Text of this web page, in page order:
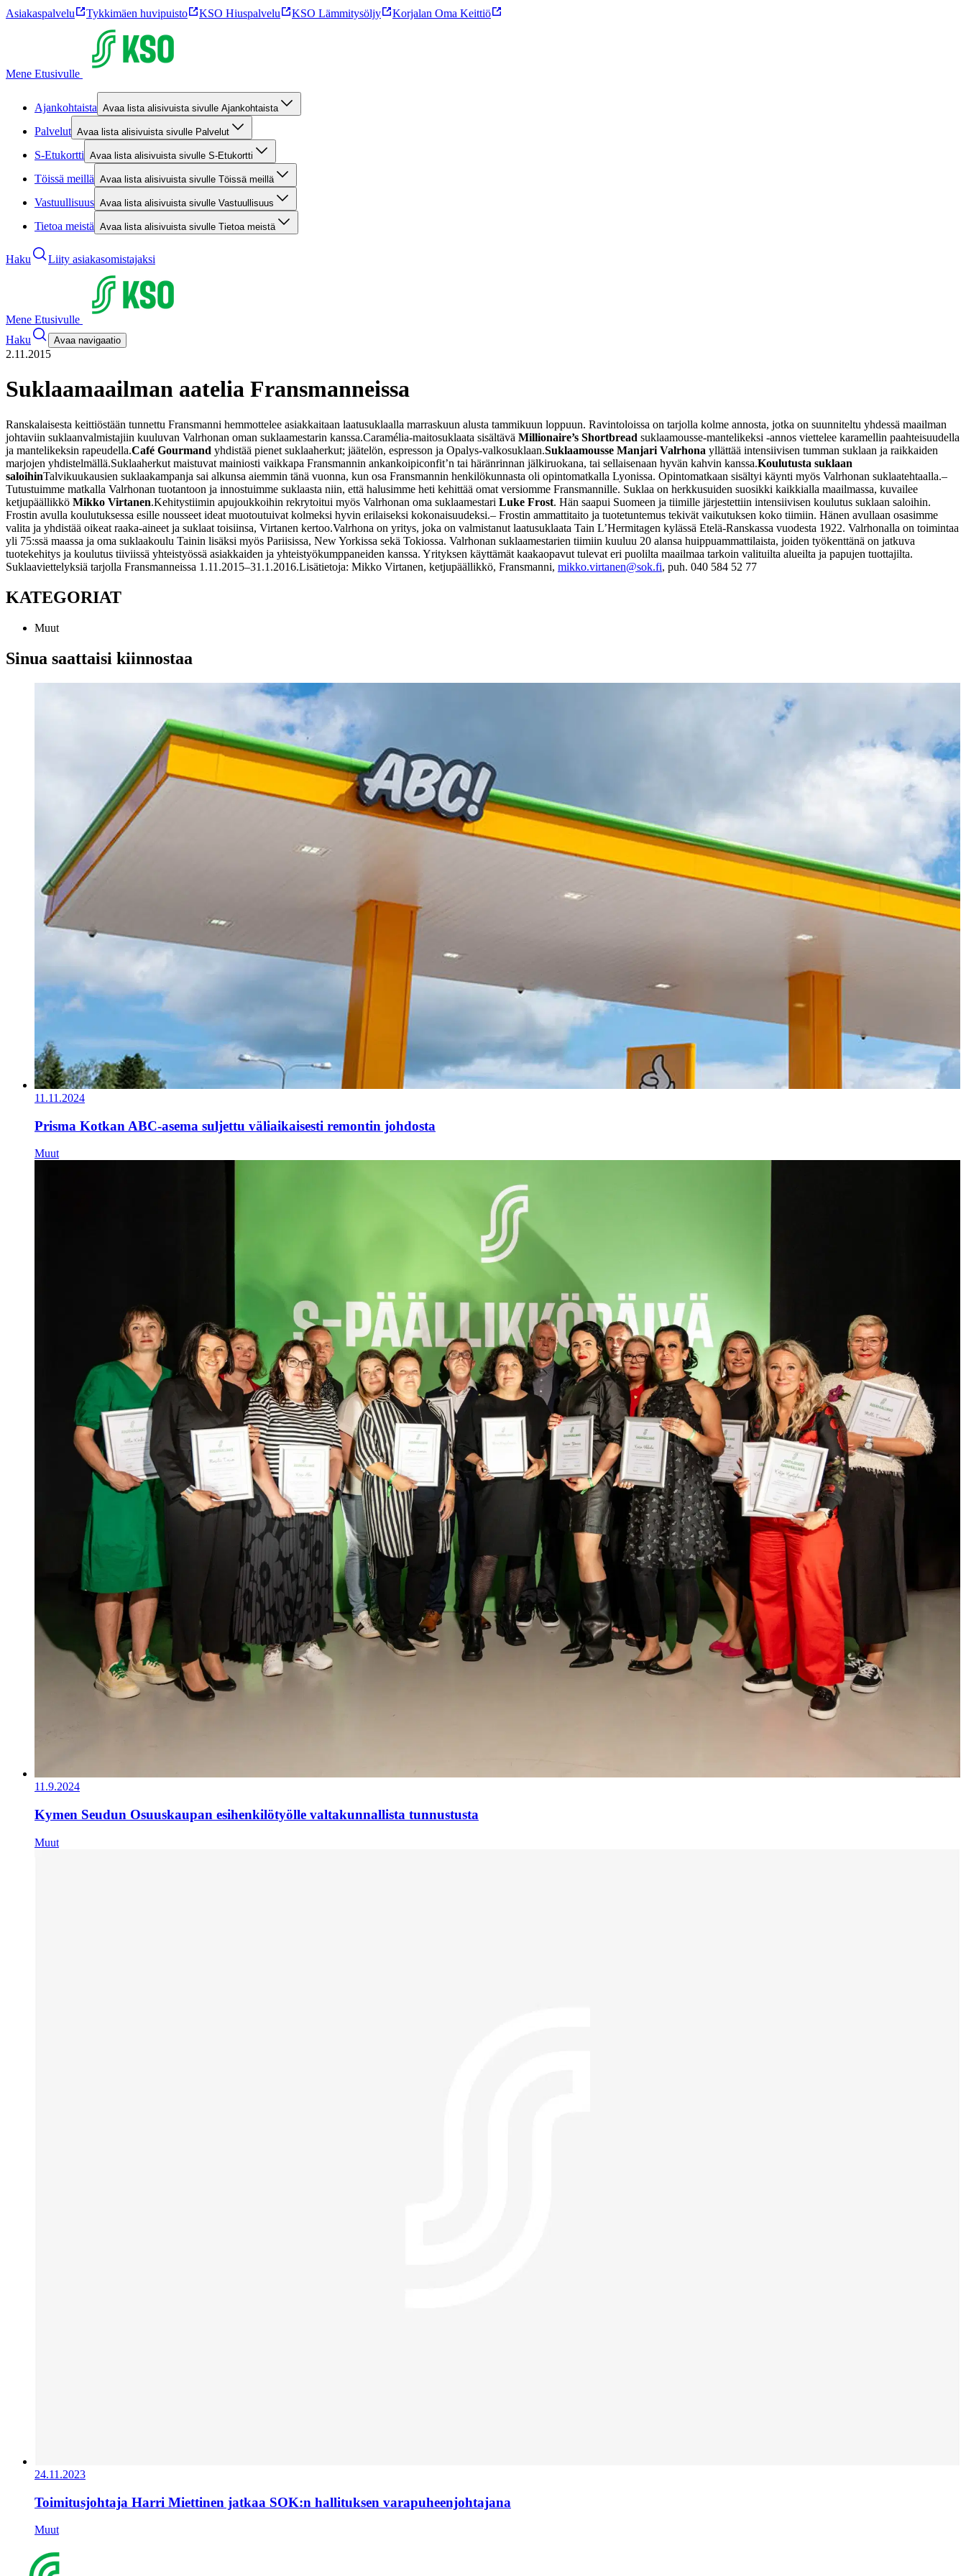
Asiakaspalvelu Tykkimäen huvipuisto KSO Hiuspalvelu KSO Lämmitysöljy Korjalan Oma Keittiö
Mene Etusivulle
Ajankohtaista Avaa lista alisivuista sivulle Ajankohtaista
Palvelut Avaa lista alisivuista sivulle Palvelut
S-Etukortti Avaa lista alisivuista sivulle S-Etukortti
Töissä meillä Avaa lista alisivuista sivulle Töissä meillä
Vastuullisuus Avaa lista alisivuista sivulle Vastuullisuus
Tietoa meistä Avaa lista alisivuista sivulle Tietoa meistä
Haku Liity asiakasomistajaksi
Mene Etusivulle
Haku
Avaa navigaatio
2.11.2015
Suklaamaailman aatelia Fransmanneissa
Ranskalaisesta keittiöstään tunnettu Fransmanni hemmottelee asiakkaitaan laatusuklaalla marraskuun alusta tammikuun loppuun. Ravintoloissa on tarjolla kolme annosta, jotka on suunniteltu yhdessä maailman
johtaviin suklaanvalmistajiin kuuluvan Valrhonan oman suklaamestarin kanssa.Caramélia-maitosuklaata sisältävä Millionaire’s Shortbread suklaamousse-mantelikeksi -annos viettelee karamellin paahteisuudella
ja mantelikeksin rapeudella.Café Gourmand yhdistää pienet suklaaherkut; jäätelön, espresson ja Opalys-valkosuklaan.Suklaamousse Manjari Valrhona yllättää intensiivisen tumman suklaan ja raikkaiden
marjojen yhdistelmällä.Suklaaherkut maistuvat mainiosti vaikkapa Fransmannin ankankoipiconfit’n tai häränrinnan jälkiruokana, tai sellaisenaan hyvän kahvin kanssa.Koulutusta suklaan
saloihinTalvikuukausien suklaakampanja sai alkunsa aiemmin tänä vuonna, kun osa Fransmannin henkilökunnasta oli opintomatkalla Lyonissa. Opintomatkaan sisältyi käynti myös Valrhonan suklaatehtaalla.–
Tutustuimme matkalla Valrhonan tuotantoon ja innostuimme suklaasta niin, että halusimme heti kehittää omat versiomme Fransmannille. Suklaa on herkkusuiden suosikki kaikkialla maailmassa, kuvailee
ketjupäällikkö Mikko Virtanen.Kehitystiimin apujoukkoihin rekrytoitui myös Valrhonan oma suklaamestari Luke Frost. Hän saapui Suomeen ja tiimille järjestettiin intensiivisen koulutus suklaan saloihin.
Frostin avulla koulutuksessa esille nousseet ideat muotoutuivat kolmeksi hyvin erilaiseksi kokonaisuudeksi.– Frostin ammattitaito ja tuotetuntemus tekivät vaikutuksen koko tiimiin. Hänen avullaan osasimme
valita ja yhdistää oikeat raaka-aineet ja suklaat toisiinsa, Virtanen kertoo.Valrhona on yritys, joka on valmistanut laatusuklaata Tain L’Hermitagen kylässä Etelä-Ranskassa vuodesta 1922. Valrhonalla on toimintaa
yli 75:ssä maassa ja oma suklaakoulu Tainin lisäksi myös Pariisissa, New Yorkissa sekä Tokiossa. Valrhonan suklaamestarien tiimiin kuuluu 20 alansa huippuammattilaista, joiden työkenttänä on jatkuva
tuotekehitys ja koulutus tiiviissä yhteistyössä asiakkaiden ja yhteistyökumppaneiden kanssa. Yrityksen käyttämät kaakaopavut tulevat eri puolilta maailmaa tarkoin valituilta alueilta ja papujen tuottajilta.
Suklaaviettelyksiä tarjolla Fransmanneissa 1.11.2015–31.1.2016.Lisätietoja: Mikko Virtanen, ketjupäällikkö, Fransmanni, mikko.virtanen@sok.fi, puh. 040 584 52 77
KATEGORIAT
Muut
Sinua saattaisi kiinnostaa
11.11.2024
Prisma Kotkan ABC-asema suljettu väliaikaisesti remontin johdosta
Muut
11.9.2024
Kymen Seudun Osuuskaupan esihenkilötyölle valtakunnallista tunnustusta
Muut
24.11.2023
Toimitusjohtaja Harri Miettinen jatkaa SOK:n hallituksen varapuheenjohtajana
Muut